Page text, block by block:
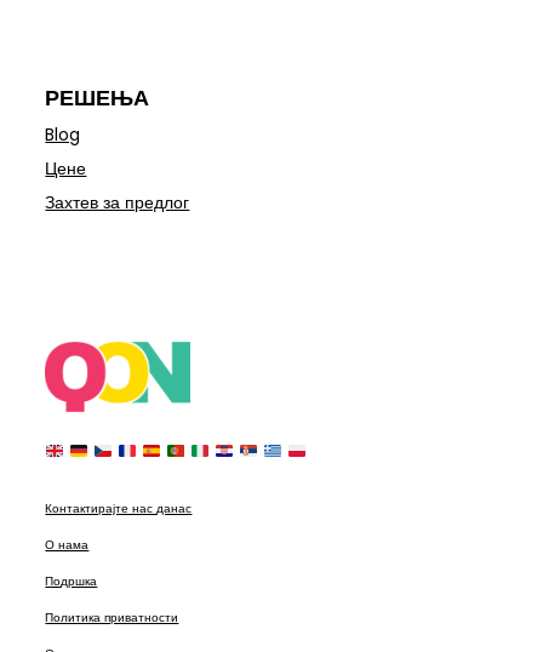
РЕШЕЊА
Blog
Цене
Захтев за предлог
Контактирајте нас данас
О нама
Подршка
Политика приватности